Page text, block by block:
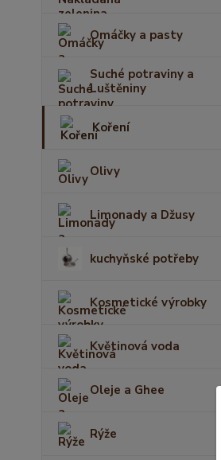
Omáčky a pasty
Suché potraviny a
Luštěniny
Koření
Olivy
Limonady a Džusy
kuchyňské potřeby
Kosmetické výrobky
Květinová voda
Oleje a Ghee
Rýže